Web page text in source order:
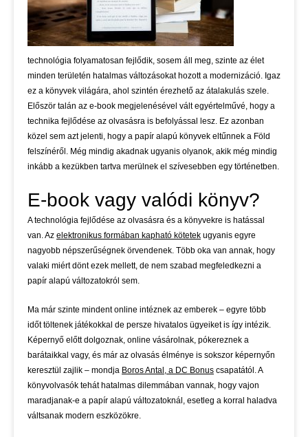
technológia folyamatosan fejlődik, sosem áll meg, szinte az élet
minden területén hatalmas változásokat hozott a modernizáció. Igaz
ez a könyvek világára, ahol szintén érezhető az átalakulás szele.
Először talán az e-book megjelenésével vált egyértelművé, hogy a
technika fejlődése az olvasásra is befolyással lesz. Ez azonban
közel sem azt jelenti, hogy a papír alapú könyvek eltűnnek a Föld
felszínéről. Még mindig akadnak ugyanis olyanok, akik még mindig
inkább a kezükben tartva merülnek el szívesebben egy történetben.
E-book vagy valódi könyv?
A technológia fejlődése az olvasásra és a könyvekre is hatással
van. Az elektronikus formában kapható kötetek ugyanis egyre
nagyobb népszerűségnek örvendenek. Több oka van annak, hogy
valaki miért dönt ezek mellett, de nem szabad megfeledkezni a
papír alapú változatokról sem.
Ma már szinte mindent online intéznek az emberek – egyre több
időt töltenek játékokkal de persze hivatalos ügyeiket is így intézik.
Képernyő előtt dolgoznak, online vásárolnak, pókereznek a
barátaikkal vagy, és már az olvasás élménye is sokszor képernyőn
keresztül zajlik – mondja Boros Antal, a DC Bonus csapatától. A
könyvolvasók tehát hatalmas dilemmában vannak, hogy vajon
maradjanak-e a papír alapú változatoknál, esetleg a korral haladva
váltsanak modern eszközökre.